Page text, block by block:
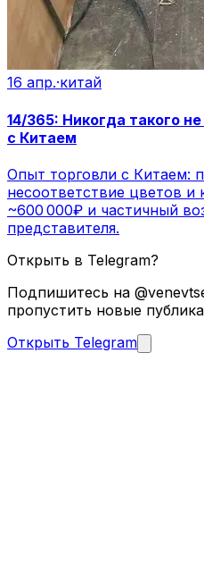
16 апр.·китай
14/365: Никогда такого
с Китаем
Опыт торговли с Китаем:
несоответствие цветов и
~600 000₽ и частичный
представителя.
Открыть в Telegram?
Подпишитесь на
пропустить новые
Открыть Telegram